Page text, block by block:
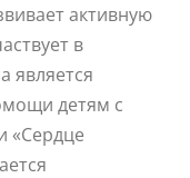
активную
в
является
детям с
«Сердце